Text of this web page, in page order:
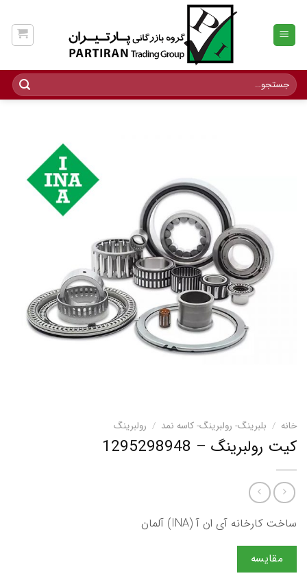
content
جستجو
برای:
خانه / بلبرینگ- رولبرینگ- کاسه نمد / رولبرینگ
کیت رولبرینگ – 1295298948
ساخت کارخانه آی ان آ (INA) آلمان
مقایسه